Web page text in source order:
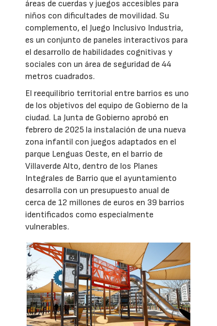
áreas de cuerdas y juegos accesibles para
niños con dificultades de movilidad. Su
complemento, el Juego Inclusivo Industria,
es un conjunto de paneles interactivos para
el desarrollo de habilidades cognitivas y
sociales con un área de seguridad de 44
metros cuadrados.
El reequilibrio territorial entre barrios es uno
de los objetivos del equipo de Gobierno de la
ciudad. La Junta de Gobierno aprobó en
febrero de 2025 la instalación de una nueva
zona infantil con juegos adaptados en el
parque Lenguas Oeste, en el barrio de
Villaverde Alto, dentro de los Planes
Integrales de Barrio que el ayuntamiento
desarrolla con un presupuesto anual de
cerca de 12 millones de euros en 39 barrios
identificados como especialmente
vulnerables.